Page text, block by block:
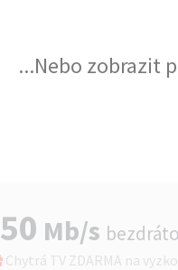
...Nebo zobrazit
50 Mb/s
Chytrá TV ZDARMA na